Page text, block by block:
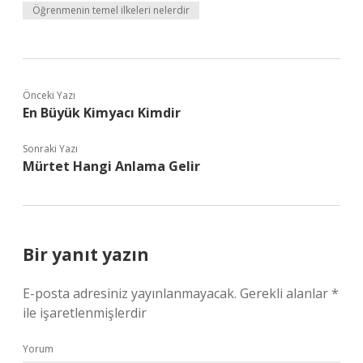
Öğrenmenin temel ilkeleri nelerdir
Önceki Yazı
En Büyük Kimyacı Kimdir
Sonraki Yazı
Mürtet Hangi Anlama Gelir
Bir yanıt yazın
E-posta adresiniz yayınlanmayacak. Gerekli alanlar*
ile işaretlenmişlerdir
Yorum